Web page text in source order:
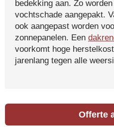
bedekking aan. Zo
vochtschade aangepakt.
ook aangepast worden
zonnepanelen. Een
voorkomt hoge
jarenlang tegen alle
Offerte